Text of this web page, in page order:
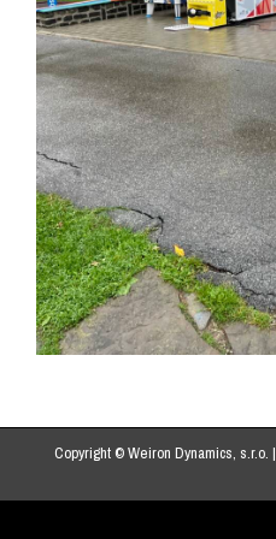
Copyright © Weiron Dynamics, s.r.o. |